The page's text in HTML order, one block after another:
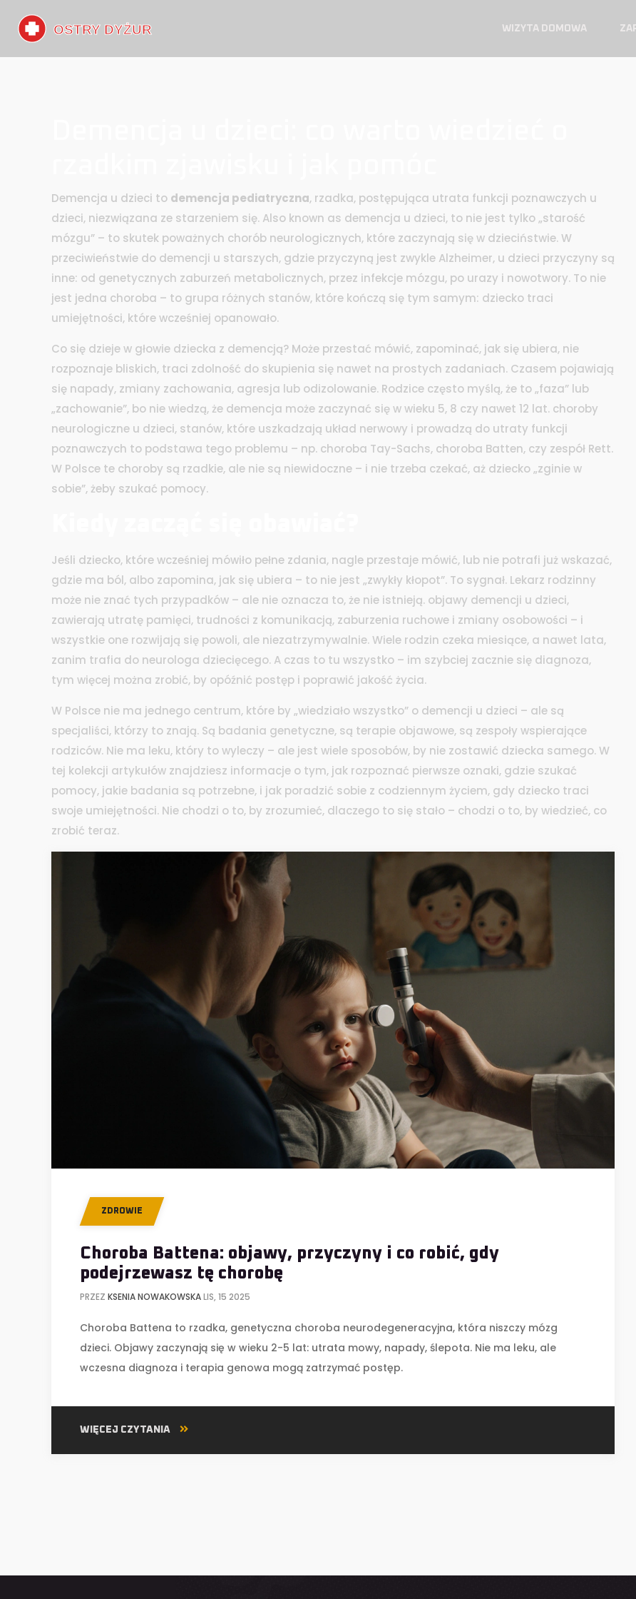
WIZYTA DOMOWA
Demencja u dzieci to demencja pediatryczna, rzadka, postępująca utrata funkcji poznawczych u
dzieci, niezwiązana ze starzeniem się. Also known as demencja u dzieci, to nie jest tylko „starość
mózgu” – to skutek poważnych chorób neurologicznych, które zaczynają się w dzieciństwie.W
przeciwieństwie do demencji u starszych, gdzie przyczyną jest zwykle Alzheimer, u dzieci przyczyny są
inne: od genetycznych zaburzeń metabolicznych, przez infekcje mózgu, po urazy i nowotwory. To nie
jest jedna choroba – to grupa różnych stanów, które kończą się tym samym: dziecko traci
umiejętności, które wcześniej opanowało.
Co się dzieje w głowie dziecka z demencją? Może przestać mówić, zapominać, jak się ubiera, nie
rozpoznaje bliskich, traci zdolność do skupienia się nawet na prostych zadaniach. Czasem pojawiają
się napady, zmiany zachowania, agresja lub odizolowanie. Rodzice często myślą, że to „faza” lub
„zachowanie”, bo nie wiedzą, że demencja może zaczynać się w wieku 5, 8 czy nawet 12 lat. choroby
neurologiczne u dzieci, stanów, które uszkadzają układ nerwowy i prowadzą do utraty funkcji
poznawczych to podstawa tego problemu – np. choroba Tay-Sachs, choroba Batten, czy zespół Rett.
W Polsce te choroby są rzadkie, ale nie są niewidoczne – i nie trzeba czekać, aż dziecko „zginie w
sobie”, żeby szukać pomocy.
Jeśli dziecko, które wcześniej mówiło pełne zdania, nagle przestaje mówić, lub nie potrafi już wskazać,
gdzie ma ból, albo zapomina, jak się ubiera – to nie jest „zwykły kłopot”. To sygnał. Lekarz rodzinny
może nie znać tych przypadków – ale nie oznacza to, że nie istnieją. objawy demencji u dzieci,
zawierają utratę pamięci, trudności z komunikacją, zaburzenia ruchowe i zmiany osobowości – i
wszystkie one rozwijają się powoli, ale niezatrzymywalnie. Wiele rodzin czeka miesiące, a nawet lata,
zanim trafia do neurologa dziecięcego. A czas to tu wszystko – im szybciej zacznie się diagnoza,
tym więcej można zrobić, by opóźnić postęp i poprawić jakość życia.
W Polsce nie ma jednego centrum, które by „wiedziało wszystko” o demencji u dzieci – ale są
specjaliści, którzy to znają. Są badania genetyczne, są terapie objawowe, są zespoły wspierające
rodziców. Nie ma leku, który to wyleczy – ale jest wiele sposobów, by nie zostawić dziecka samego. W
tej kolekcji artykułów znajdziesz informacje o tym, jak rozpoznać pierwsze oznaki, gdzie szukać
pomocy, jakie badania są potrzebne, i jak poradzić sobie z codziennym życiem, gdy dziecko traci
swoje umiejętności. Nie chodzi o to, by zrozumieć, dlaczego to się stało – chodzi o to, by wiedzieć, co
zrobić teraz.
ZDROWIE
Choroba Battena: objawy, przyczyny i co robić, gdy
podejrzewasz tę chorobę
PRZEZ KSENIA NOWAKOWSKALIS, 15 2025
Choroba Battena to rzadka, genetyczna choroba neurodegeneracyjna, która niszczy mózg
dzieci. Objawy zaczynają się w wieku 2-5 lat: utrata mowy, napady, ślepota. Nie ma leku, ale
wczesna diagnoza i terapia genowa mogą zatrzymać postęp.
WIĘCEJ CZYTANIA